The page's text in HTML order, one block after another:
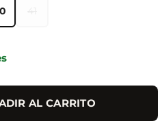
AL CARRITO